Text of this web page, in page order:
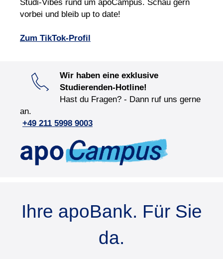
Studi‑Vibes rund um apoCampus. Schau gern
vorbei und bleib up to date!
Zum TikTok-Profil
Wir haben eine exklusive
Studierenden-Hotline!
Hast du Fragen? - Dann ruf uns gerne
an.
+49 211 5998 9003
Ihre apoBank. Für Sie
da.